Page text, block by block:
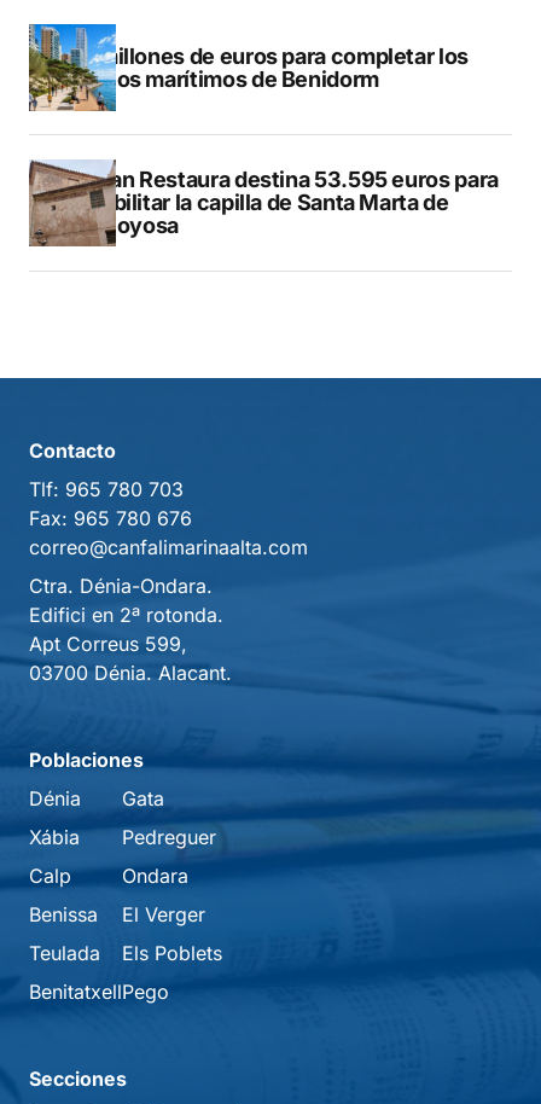
50 millones de euros para completar los
paseos marítimos de Benidorm
El Plan Restaura destina 53.595 euros para
rehabilitar la capilla de Santa Marta de
Villajoyosa
Contacto
Tlf: 965 780 703
Fax: 965 780 676
correo@canfalimarinaalta.com
Ctra. Dénia-Ondara.
Edifici en 2ª rotonda.
Apt Correus 599,
03700 Dénia. Alacant.
Poblaciones
Dénia
Xábia
Calp
Benissa
Teulada
Benitatxell
Gata
Pedreguer
Ondara
El Verger
Els Poblets
Pego
Secciones